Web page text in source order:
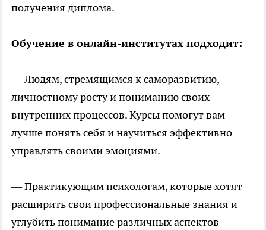
получения диплома.
Обучение в онлайн-институтах подходит:
— Людям, стремящимся к саморазвитию,
личностному росту и пониманию своих
внутренних процессов. Курсы помогут вам
лучше понять себя и научиться эффективно
управлять своими эмоциями.
— Практикующим психологам, которые хотят
расширить свои профессиональные знания и
углубить понимание различных аспектов